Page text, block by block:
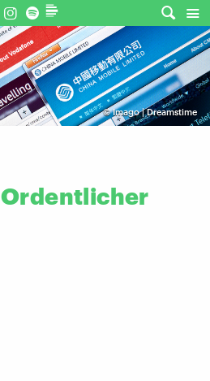
©Imago | Dreamstime
Ordentlicher